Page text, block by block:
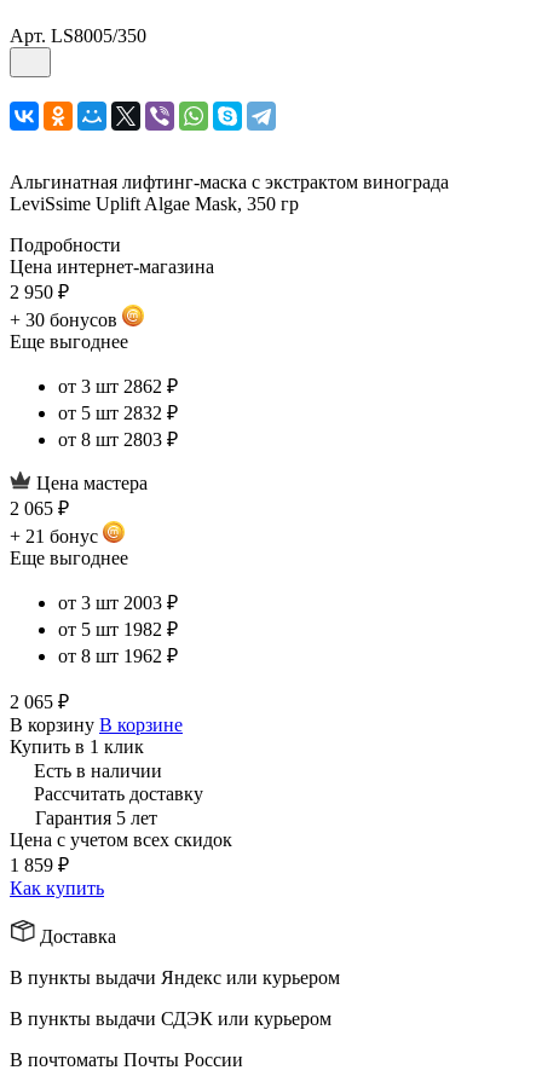
Арт. LS8005/350
Альгинатная лифтинг-маска с экстрактом винограда
LeviSsime Uplift Algae Mask, 350 гр
Подробности
Цена интернет-магазина
2 950 ₽
+ 30 бонусов
Еще выгоднее
от 3 шт 2862 ₽
от 5 шт 2832 ₽
от 8 шт 2803 ₽
Цена мастера
2 065 ₽
+ 21 бонус
Еще выгоднее
от 3 шт 2003 ₽
от 5 шт 1982 ₽
от 8 шт 1962 ₽
2 065 ₽
В корзину В корзине
Купить в 1 клик
Есть в наличии
Рассчитать доставку
Гарантия 5 лет
Цена с учетом всех скидок
1 859 ₽
Как купить
Доставка
В пункты выдачи Яндекс или курьером
В пункты выдачи СДЭК или курьером
В почтоматы Почты России